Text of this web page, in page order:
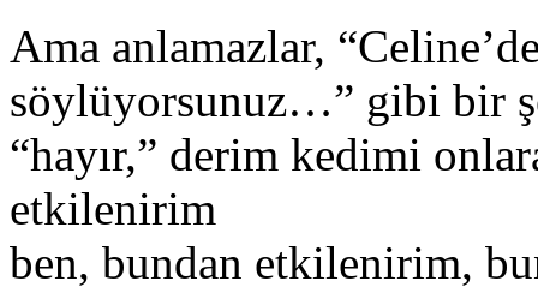
Ama anlamazlar,
söylüyorsunuz…” gibi bir
“hayır,” derim kedimi
etkilenirim
ben, bundan etkilenirim,